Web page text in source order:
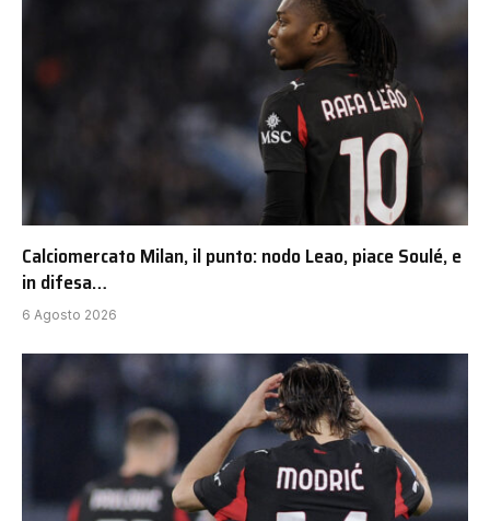
Calciomercato Milan, il punto: nodo Leao, piace Soulé, e
in difesa…
6 Agosto 2026